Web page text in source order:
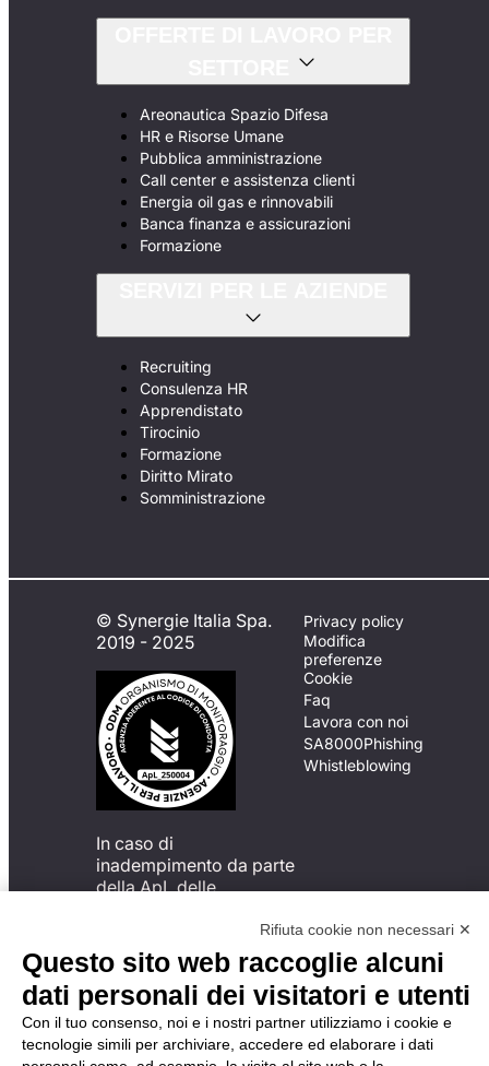
Areonautica Spazio Difesa
HR e Risorse Umane
Pubblica amministrazione
Call center e assistenza clienti
Energia oil gas e rinnovabili
Banca finanza e assicurazioni
Formazione
Recruiting
Consulenza HR
Apprendistato
Tirocinio
Formazione
Diritto Mirato
Somministrazione
© Synergie Italia Spa.
2019 - 2025
In caso di
inadempimento da parte
della ApL delle
del Codice di Condotta, è
possibile presentare un
reclamo
all’Organismo di
Monitoraggio utilizzando
una delle modalità
descritte al seguente
Privacy policy
Modifica
preferenze
Cookie
Faq
Lavora con noi
SA8000Phishing
Whistleblowing
Rifiuta cookie non necessari ✕
Questo sito web raccoglie alcuni
dati personali dei visitatori e utenti
Con il tuo consenso, noi e i nostri partner utilizziamo i cookie e
tecnologie simili per archiviare, accedere ed elaborare i dati